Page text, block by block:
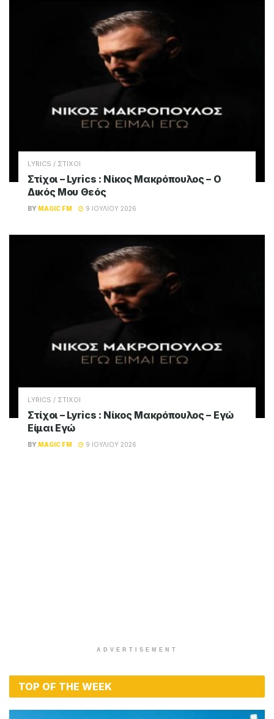
LYRICS / ΣΤΙΧΟΙ
Στίχοι – Lyrics : Νίκος Μακρόπουλος – Ο
Δικός Μου Θεός
BY MAGIC FM 9 ΙΟΥΛΊΟΥ 2026
LYRICS / ΣΤΙΧΟΙ
Στίχοι – Lyrics : Νίκος Μακρόπουλος – Εγώ
Είμαι Εγώ
BY MAGIC FM 9 ΙΟΥΛΊΟΥ 2026
ADVERTISEMENT
TOP OF THE WEEK